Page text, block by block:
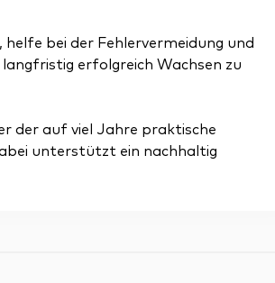
bei der Fehlervermeidung und
erfolgreich Wachsen zu
der auf viel Jahre praktische
unterstützt ein nachhaltig